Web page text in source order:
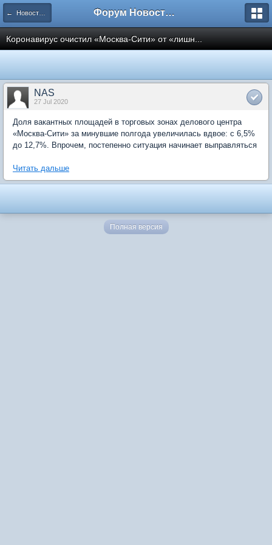
← Новости рынка недвижимости Форум Новостройки
Коронавирус очистил «Москва-Сити» от «лишн...
NAS
27 Jul 2020
Доля вакантных площадей в торговых зонах делового центра
«Москва-Сити» за минувшие полгода увеличилась вдвое: с 6,5%
до 12,7%. Впрочем, постепенно ситуация начинает выправляться
Читать дальше
Полная версия